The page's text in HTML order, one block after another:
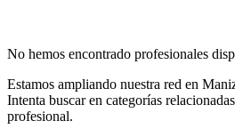
No hemos encontrado profesionales
Estamos ampliando nuestra red en
Intenta buscar en categorías
profesional.